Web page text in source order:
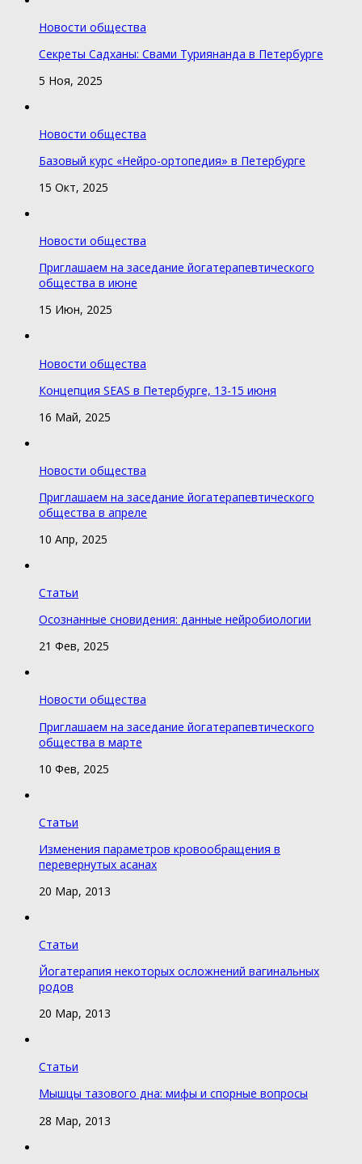
Новости общества
Секреты Садханы: Свами Туриянанда в Петербурге
5 Ноя, 2025
Новости общества
Базовый курс «Нейро-ортопедия» в Петербурге
15 Окт, 2025
Новости общества
Приглашаем на заседание йогатерапевтического
общества в июне
15 Июн, 2025
Новости общества
Концепция SEAS в Петербурге, 13-15 июня
16 Май, 2025
Новости общества
Приглашаем на заседание йогатерапевтического
общества в апреле
10 Апр, 2025
Статьи
Осознанные сновидения: данные нейробиологии
21 Фев, 2025
Новости общества
Приглашаем на заседание йогатерапевтического
общества в марте
10 Фев, 2025
Статьи
Изменения параметров кровообращения в
перевернутых асанах
20 Мар, 2013
Статьи
Йогатерапия некоторых осложнений вагинальных
родов
20 Мар, 2013
Статьи
Мышцы тазового дна: мифы и спорные вопросы
28 Мар, 2013